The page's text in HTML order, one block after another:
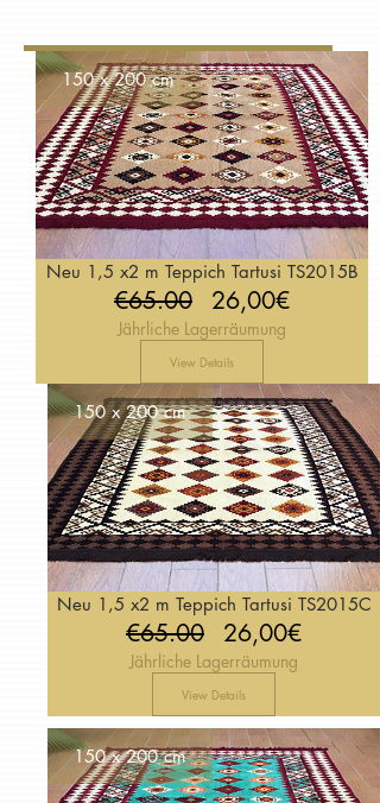
150 x 200 cm
Neu 1,5 x2 m Teppich Tartusi TS2015B
€65.00
Regular
Price
26,00€Price
Jährliche Lagerräumung
View Details
150 x 200 cm
Neu 1,5 x2 m Teppich Tartusi TS2015C
€65.00
Regular
Price
26,00€Price
Jährliche Lagerräumung
View Details
150 x 200 cm